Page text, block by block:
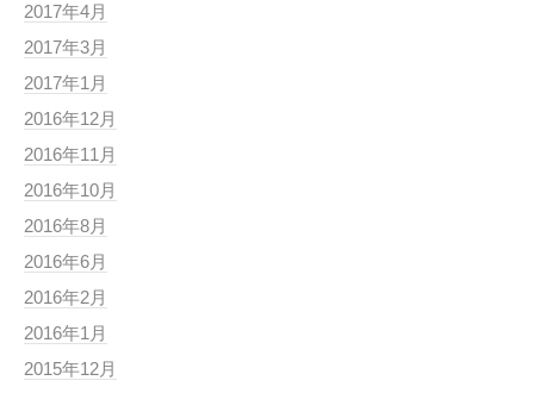
2017年4月
2017年3月
2017年1月
2016年12月
2016年11月
2016年10月
2016年8月
2016年6月
2016年2月
2016年1月
2015年12月